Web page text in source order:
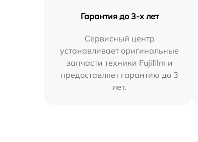
Гарантия до 3-х лет
Сервисный центр
устанавливает оригинальные
запчасти техники Fujifilm и
предоставляет гарантию до 3
лет.